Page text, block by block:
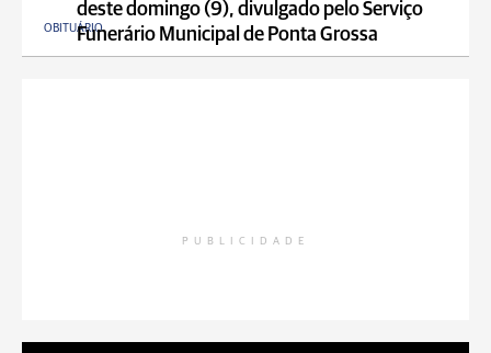
deste domingo (9), divulgado pelo Serviço
Funerário Municipal de Ponta Grossa
OBITUÁRIO
PUBLICIDADE